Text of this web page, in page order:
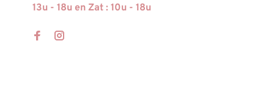
13u - 18u en Zat : 10u - 18u